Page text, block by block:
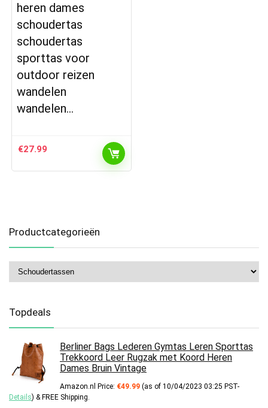
heren dames
schoudertas
schoudertas
sporttas voor
outdoor reizen
wandelen
wandelen…
€27.99
Productcategorieën
Topdeals
Berliner Bags Lederen Gymtas Leren Sporttas
Trekkoord Leer Rugzak met Koord Heren
Dames Bruin Vintage
Amazon.nl Price: €49.99 (as of 10/04/2023 03:25 PST-
Details) & FREE Shipping.